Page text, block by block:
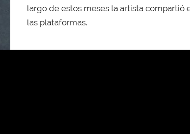
largo de estos meses la artista compartió
las plataformas.